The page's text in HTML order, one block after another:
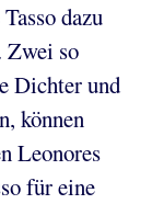
dazu
Zwei so
Dichter und
können
Leonores
für eine